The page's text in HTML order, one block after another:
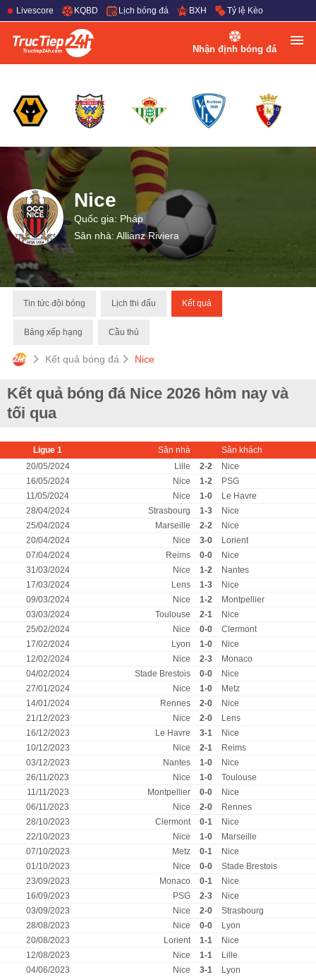
Livescore KQBD Lịch bóng đá BXH Tỷ lệ Kèo
Nhận định bóng đá
Nice
Quốc gia: Pháp
Sân nhà: Allianz Riviera
Tin tức đội bóng Lịch thi đấu Kết quả
Bảng xếp hạng Cầu thủ
Kết quả bóng đá Nice
Kết quả bóng đá Nice 2026 hôm nay và
tối qua
Ligue 1 Sân nhà
Sân khách
20/05/2024
Lille 2-2
Nice
16/05/2024
Nice 1-2
PSG
11/05/2024
Nice 1-0
Le Havre
28/04/2024
Strasbourg 1-3
Nice
25/04/2024
Marseille 2-2
Nice
20/04/2024
Nice 3-0
Lorient
07/04/2024
Reims 0-0
Nice
31/03/2024
Nice 1-2
Nantes
17/03/2024
Lens 1-3
Nice
09/03/2024
Nice 1-2
Montpellier
03/03/2024
Toulouse 2-1
Nice
25/02/2024
Nice 0-0
Clermont
17/02/2024
Lyon 1-0
Nice
12/02/2024
Nice 2-3
Monaco
04/02/2024
Stade Brestois 0-0
Nice
27/01/2024
Nice 1-0
Metz
14/01/2024
Rennes 2-0
Nice
21/12/2023
Nice 2-0
Lens
16/12/2023
Le Havre 3-1
Nice
10/12/2023
Nice 2-1
Reims
03/12/2023
Nantes 1-0
Nice
26/11/2023
Nice 1-0
Toulouse
11/11/2023
Montpellier 0-0
Nice
06/11/2023
Nice 2-0
Rennes
28/10/2023
Clermont 0-1
Nice
22/10/2023
Nice 1-0
Marseille
07/10/2023
Metz 0-1
Nice
01/10/2023
Nice 0-0
Stade Brestois
23/09/2023
Monaco 0-1
Nice
16/09/2023
PSG 2-3
Nice
03/09/2023
Nice 2-0
Strasbourg
28/08/2023
Nice 0-0
Lyon
20/08/2023
Lorient 1-1
Nice
12/08/2023
Nice 1-1
Lille
04/06/2023
Nice 3-1
Lyon